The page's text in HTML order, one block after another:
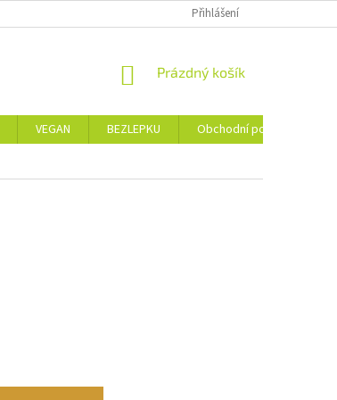
Přihlášení
NÁKUPNÍ
Prázdný košík
VEGAN BEZLEPKU
Obchodní podmínky